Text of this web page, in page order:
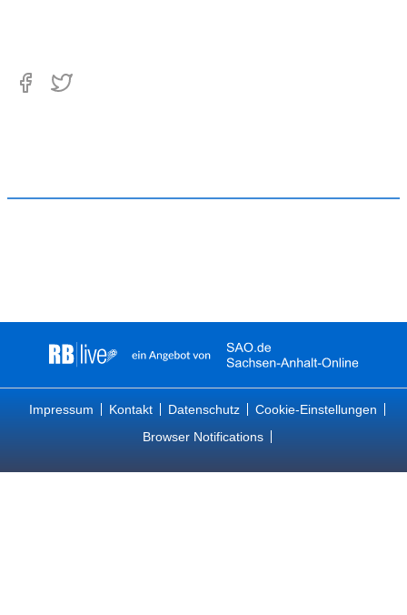
Impressum Kontakt Datenschutz
Cookie-Einstellungen
Browser Notifications